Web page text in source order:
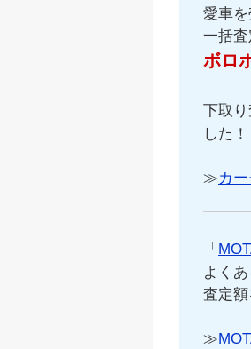
愛車を
一括査
ボロ
下取
した！
≫カ
「
よく
査定額
≫